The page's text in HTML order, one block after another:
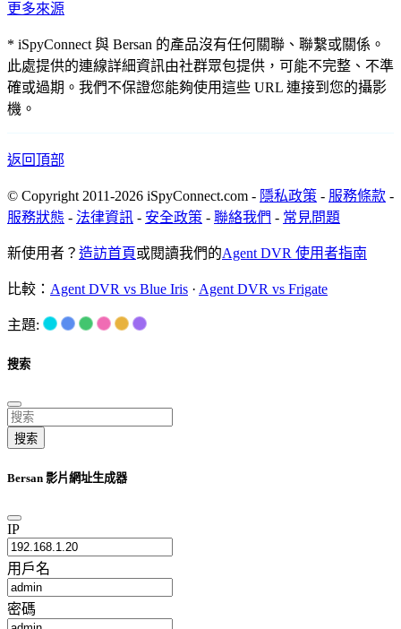
更多來源
* iSpyConnect 與 Bersan 的產品沒有任何關聯、聯繫或關係。
此處提供的連線詳細資訊由社群眾包提供，可能不完整、不準
確或過期。我們不保證您能夠使用這些 URL 連接到您的攝影
機。
返回頂部
© Copyright 2011-2026 iSpyConnect.com - 隱私政策 - 服務條款 -
服務狀態 - 法律資訊 - 安全政策 - 聯絡我們 - 常見問題
新使用者？ 造訪首頁或閱讀我們的Agent DVR 使用者指南
比較： Agent DVR vs Blue Iris · Agent DVR vs Frigate
主題:
搜索
搜索
Bersan 影片網址生成器
IP
用戶名
密碼